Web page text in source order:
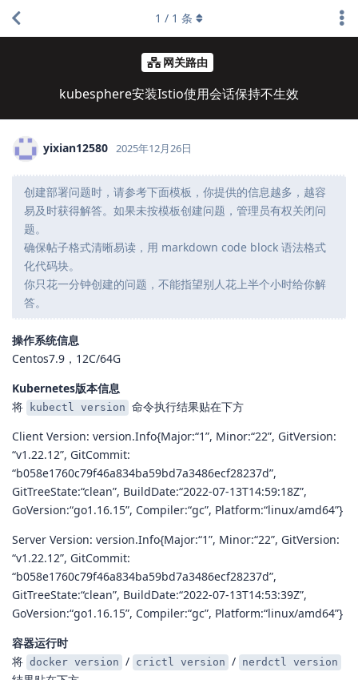
网关路由
kubesphere安装Istio使用会话保持不生效
1 / 1 条
yixian12580 2025年12月26日
创建部署问题时，请参考下面模板，你提供的信息越多，越容
易及时获得解答。如果未按模板创建问题，管理员有权关闭问
题。
确保帖子格式清晰易读，用 markdown code block 语法格式
化代码块。
你只花一分钟创建的问题，不能指望别人花上半个小时给你解
答。
操作系统信息
Centos7.9，12C/64G
Kubernetes版本信息
将
kubectl version 命令执行结果贴在下方
Client Version: version.Info{Major:“1”, Minor:“22”, GitVersion:
“v1.22.12”, GitCommit:
“b058e1760c79f46a834ba59bd7a3486ecf28237d”,
GitTreeState:“clean”, BuildDate:“2022-07-13T14:59:18Z”,
GoVersion:“go1.16.15”, Compiler:“gc”, Platform:“linux/amd64”}
Server Version: version.Info{Major:“1”, Minor:“22”, GitVersion:
“v1.22.12”, GitCommit:
“b058e1760c79f46a834ba59bd7a3486ecf28237d”,
GitTreeState:“clean”, BuildDate:“2022-07-13T14:53:39Z”,
GoVersion:“go1.16.15”, Compiler:“gc”, Platform:“linux/amd64”}
容器运行时
将 docker version / crictl version / nerdctl version